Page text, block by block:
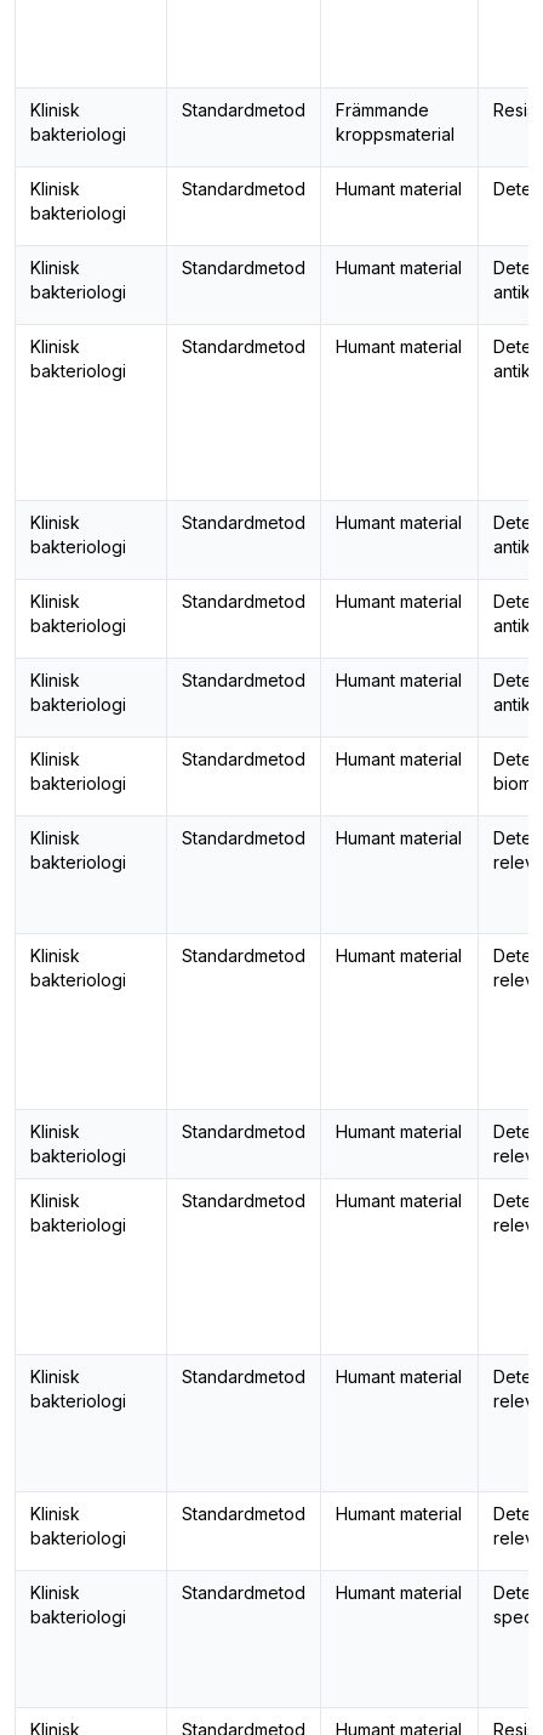
Klinisk
bakteriologi
Standardmetod
Främmande
kroppsmaterial
Klinisk
bakteriologi
Standardmetod Humant material
Klinisk
bakteriologi
Standardmetod Humant material
Klinisk
bakteriologi
Standardmetod Humant material
Klinisk
bakteriologi
Standardmetod Humant material
Klinisk
bakteriologi
Standardmetod Humant material
Klinisk
bakteriologi
Standardmetod Humant material
Klinisk
bakteriologi
Standardmetod Humant material
Klinisk
bakteriologi
Standardmetod Humant material
Klinisk
bakteriologi
Standardmetod Humant material
Klinisk
bakteriologi
Standardmetod Humant material
Klinisk
bakteriologi
Standardmetod Humant material
Klinisk
bakteriologi
Standardmetod Humant material
Klinisk
bakteriologi
Standardmetod Humant material
Klinisk
bakteriologi
Standardmetod Humant material
Klinisk Standardmetod Humant material